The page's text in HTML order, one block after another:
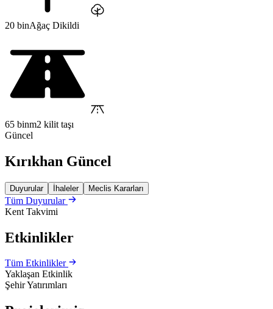
20 binAğaç Dikildi
65 binm2 kilit taşı
Güncel
Kırıkhan Güncel
Duyurular İhaleler Meclis Kararları
Tüm Duyurular
Kent Takvimi
Etkinlikler
Tüm Etkinlikler
Yaklaşan Etkinlik
Şehir Yatırımları